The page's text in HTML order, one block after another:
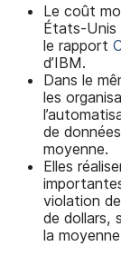
Le coût
États-Unis
le rapport
d’IBM.
Dans le
les
de
moyenne.
Elles
violation
de dollars,
la